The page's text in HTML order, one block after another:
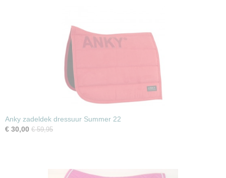
Anky zadeldek dressuur Summer 22
€ 30,00 € 59,95